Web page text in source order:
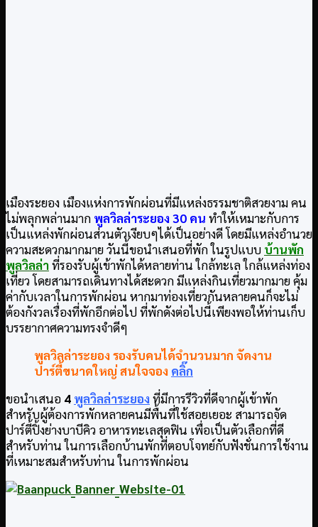
เมืองระยอง เมืองแห่งการพักผ่อนที่มีแหล่งธรรมชาติสวยงาม คน
ไม่พลุกพล่านมาก พูลวิลล่าระยอง 30 คน ทำให้เหมาะกับการ
เป็นแหล่งพักผ่อนส่วนตัวเงียบๆได้เป็นอย่างดี โดยมีแหล่งอำนวย
ความสะดวกมากมาย วันนี้ขอนำเสนอที่พัก ในรูปแบบ บ้านพัก
พูลวิลล่าที่รองรับผู้เข้าพักได้หลายท่าน ใกล้ทะเล ใกล้แหล่งท่อง
เที่ยว โดยสามารถเดินทางได้สะดวก มีแหล่งกินเที่ยวมากมาย คุ้ม
ค่ากับเวลาในการพักผ่อน หากมาท่องเที่ยวกันหลายคนก็จะไม่
ต้องกังวลเรื่องที่พักอีกต่อไป ที่พักดังต่อไปนี้เพียงพอให้ท่านเก็บ
บรรยากาศความทรงจำดีๆ
พูลวิลล่าระยอง รองรับคนได้จำนวนมาก จัดงาน
ปาร์ตี้ขนาดใหญ่สนใจจอง คลิ๊ก
ขอนำเสนอ 4 พูลวิลล่าระยองที่มีการรีวิวที่ดีจากผู้เข้าพัก
สำหรับผู้ต้องการพักหลายคนมีพื้นที่ใช้สอยเยอะ สามารถจัด
ปาร์ตี้ปิ้งย่างบาบีคิว อาหารทะเลสุดฟิน เพื่อเป็นตัวเลือกที่ดี
สำหรับท่าน ในการเลือกบ้านพักที่ตอบโจทย์กับฟังชั่นการใช้งาน
ที่เหมาะสมสำหรับท่าน ในการพักผ่อน